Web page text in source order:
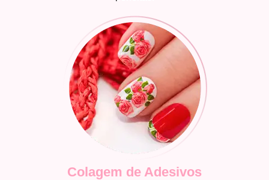
Colagem de Adesivos